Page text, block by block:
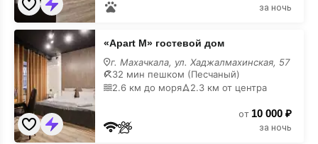
за ночь
«Apart
M»
гостевой
дом
недорого
«Apart M» гостевой дом
г. Махачкала, ул. Хаджалмахинская, 57
32 мин пешком (Песчаный)
2.6 км до моря
2.3 км от центра
от 10 000 ₽
за ночь